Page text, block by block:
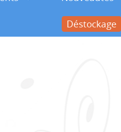
Déstockage